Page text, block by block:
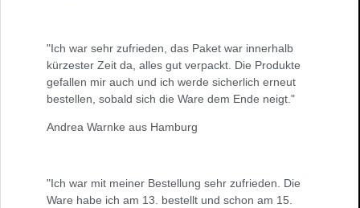
"Ich war sehr zufrieden, das Paket war innerhalb
kürzester Zeit da, alles gut verpackt. Die Produkte
gefallen mir auch und ich werde sicherlich erneut
bestellen, sobald sich die Ware dem Ende neigt."
Andrea Warnke aus Hamburg
"Ich war mit meiner Bestellung sehr zufrieden. Die
Ware habe ich am 13. bestellt und schon am 15.